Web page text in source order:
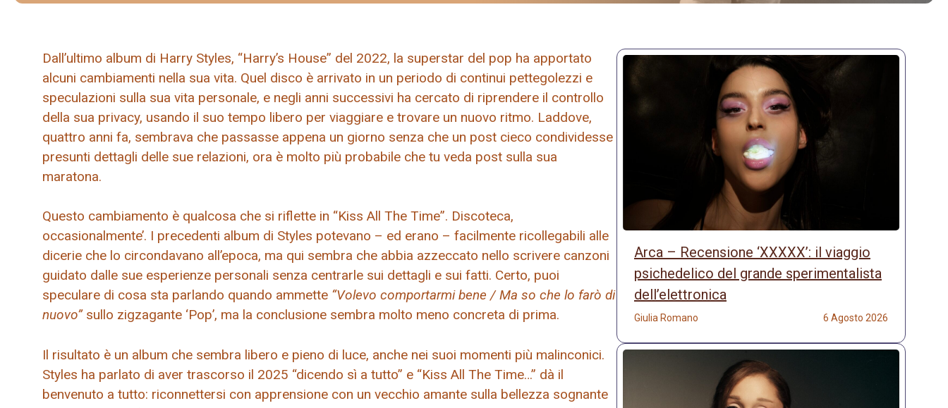
Dall’ultimo album di Harry Styles, “Harry’s House” del 2022, la superstar del pop ha apportato
alcuni cambiamenti nella sua vita. Quel disco è arrivato in un periodo di continui pettegolezzi e
speculazioni sulla sua vita personale, e negli anni successivi ha cercato di riprendere il controllo
della sua privacy, usando il suo tempo libero per viaggiare e trovare un nuovo ritmo. Laddove,
quattro anni fa, sembrava che passasse appena un giorno senza che un post cieco condividesse
presunti dettagli delle sue relazioni, ora è molto più probabile che tu veda post sulla sua
maratona.
Questo cambiamento è qualcosa che si riflette in “Kiss All The Time”. Discoteca,
occasionalmente’. I precedenti album di Styles potevano – ed erano – facilmente ricollegabili alle
dicerie che lo circondavano all’epoca, ma qui sembra che abbia azzeccato nello scrivere canzoni
guidato dalle sue esperienze personali senza centrarle sui dettagli e sui fatti. Certo, puoi
speculare di cosa sta parlando quando ammette “Volevo comportarmi bene / Ma so che lo farò di
nuovo”sullo zigzagante ‘Pop’, ma la conclusione sembra molto meno concreta di prima.
Il risultato è un album che sembra libero e pieno di luce, anche nei suoi momenti più malinconici.
Styles ha parlato di aver trascorso il 2025 “dicendo sì a tutto” e “Kiss All The Time…” dà il
benvenuto a tutto: riconnettersi con apprensione con un vecchio amante sulla bellezza sognante
Arca – Recensione ‘XXXXX’: il viaggio
psichedelico del grande sperimentalista
dell’elettronica
Giulia Romano 6 Agosto 2026